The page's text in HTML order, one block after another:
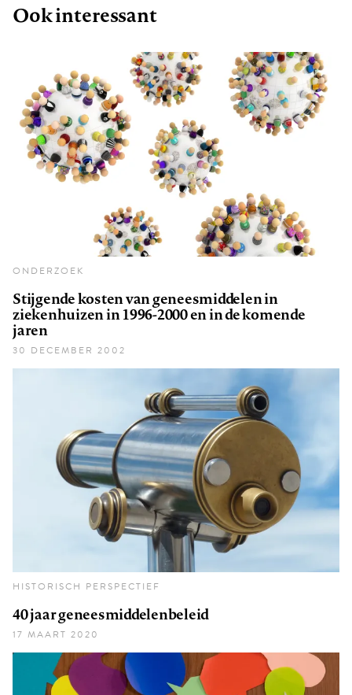
Ook interessant
ONDERZOEK
Stijgende kosten van geneesmiddelen in
ziekenhuizen in 1996-2000 en in de komende
jaren
30 DECEMBER 2002
HISTORISCH PERSPECTIEF
40 jaar geneesmiddelenbeleid
17 MAART 2020